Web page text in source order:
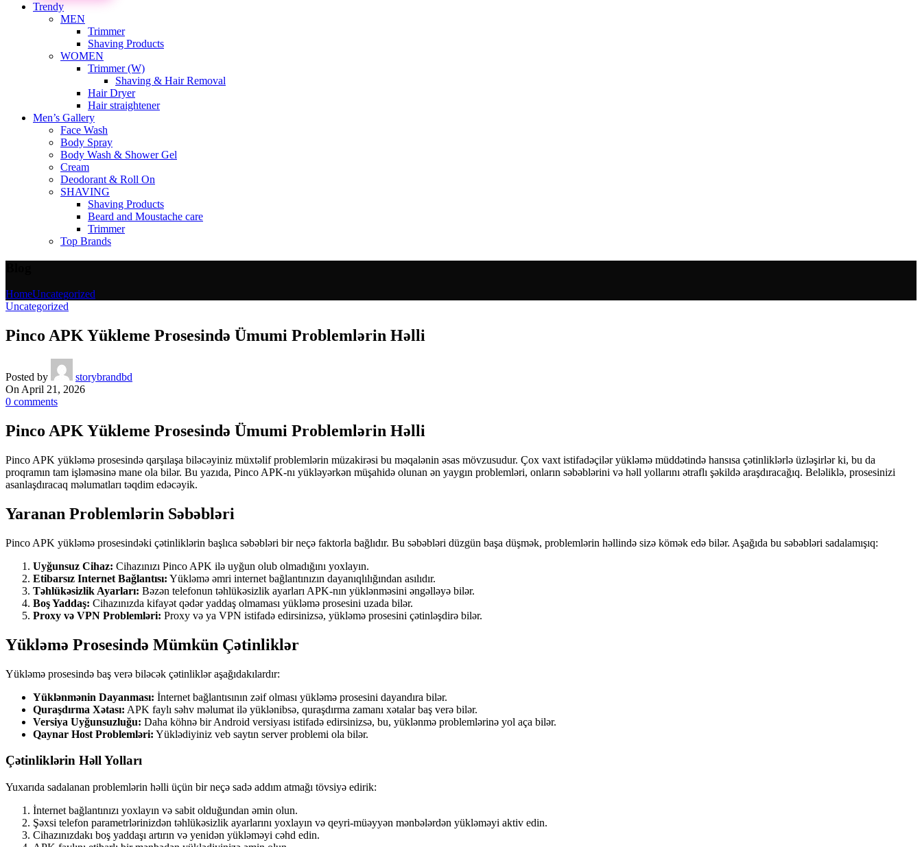
Trendy
MEN
Trimmer
Shaving Products
WOMEN
Trimmer (W)
Shaving & Hair Removal
Hair Dryer
Hair straightener
Men’s Gallery
Face Wash
Body Spray
Body Wash & Shower Gel
Cream
Deodorant & Roll On
SHAVING
Shaving Products
Beard and Moustache care
Trimmer
Top Brands
HomeUncategorized
Uncategorized
Pinco APK Yükleme Prosesində Ümumi Problemlərin Həlli
Posted by
storybrandbd
On April 21, 2026
0 comments
Pinco APK Yükleme Prosesində Ümumi Problemlərin Həlli
Pinco APK yükləmə prosesində qarşılaşa biləcəyiniz müxtəlif problemlərin müzakirəsi bu məqalənin əsas mövzusudur. Çox vaxt istifadəçilər yükləmə müddətində hansısa çətinliklərlə üzləşirlər ki, bu da
proqramın tam işləməsinə mane ola bilər. Bu yazıda, Pinco APK-nı yükləyərkən müşahidə olunan ən yaygın problemləri, onların səbəblərini və həll yollarını ətraflı şəkildə araşdıracağıq. Beləliklə, prosesinizi
asanlaşdıracaq məlumatları təqdim edəcəyik.
Yaranan Problemlərin Səbəbləri
Pinco APK yükləmə prosesindəki çətinliklərin başlıca səbəbləri bir neçə faktorla bağlıdır. Bu səbəbləri düzgün başa düşmək, problemlərin həllində sizə kömək edə bilər. Aşağıda bu səbəbləri sadalamışıq:
Uyğunsuz Cihaz: Cihazınızı Pinco APK ilə uyğun olub olmadığını yoxlayın.
Etibarsız Internet Bağlantısı: Yükləmə əmri internet bağlantınızın dayanıqlılığından asılıdır.
Təhlükəsizlik Ayarları: Bəzən telefonun təhlükəsizlik ayarları APK-nın yüklənməsini əngəlləyə bilər.
Boş Yaddaş: Cihazınızda kifayət qədər yaddaş olmaması yükləmə prosesini uzada bilər.
Proxy və VPN Problemləri: Proxy və ya VPN istifadə edirsinizsə, yükləmə prosesini çətinləşdirə bilər.
Yükləmə Prosesində Mümkün Çətinliklər
Yükləmə prosesində baş verə biləcək çətinliklər aşağıdakılardır:
Yüklənmənin Dayanması: İnternet bağlantısının zəif olması yükləmə prosesini dayandıra bilər.
Quraşdırma Xətası: APK faylı səhv məlumat ilə yüklənibsə, quraşdırma zamanı xətalar baş verə bilər.
Versiya Uyğunsuzluğu: Daha köhnə bir Android versiyası istifadə edirsinizsə, bu, yüklənmə problemlərinə yol aça bilər.
Qaynar Host Problemləri: Yüklədiyiniz veb saytın server problemi ola bilər.
Çətinliklərin Həll Yolları
Yuxarıda sadalanan problemlərin həlli üçün bir neçə sadə addım atmağı tövsiyə edirik:
İnternet bağlantınızı yoxlayın və sabit olduğundan əmin olun.
Şəxsi telefon parametrlərinizdən təhlükəsizlik ayarlarını yoxlayın və qeyri-müəyyən mənbələrdən yükləməyi aktiv edin.
Cihazınızdakı boş yaddaşı artırın və yenidən yükləməyi cəhd edin.